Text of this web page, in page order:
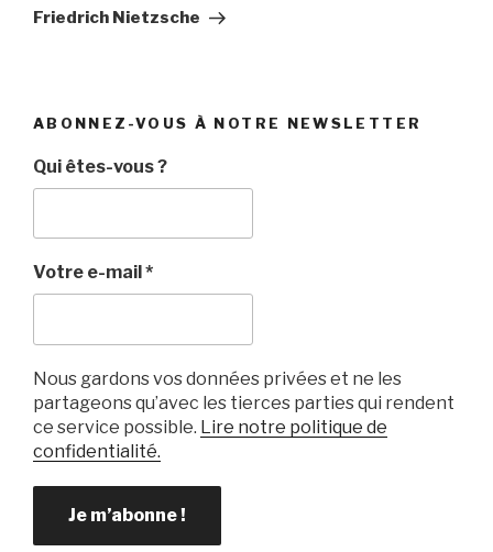
suivant
Friedrich Nietzsche
ABONNEZ-VOUS À NOTRE NEWSLETTER
Qui êtes-vous ?
Votre e-mail *
Nous gardons vos données privées et ne les
partageons qu’avec les tierces parties qui rendent
ce service possible. Lire notre politique de
confidentialité.